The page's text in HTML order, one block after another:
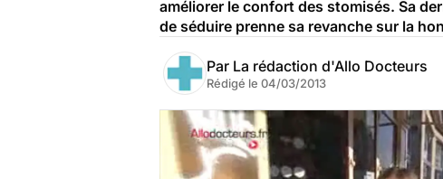
améliorer le confort des stomisés. Sa
de séduire prenne sa revanche sur la
Par La rédaction d'Allo Docteurs
Rédigé le 04/03/2013